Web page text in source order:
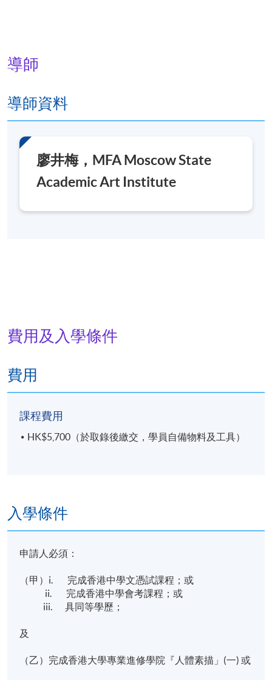
導師
導師資料
廖井梅，MFA Moscow State
Academic Art Institute
費用及入學條件
費用
課程費用
HK$5,700（於取錄後繳交，學員自備物料及工具）
入學條件
申請人必須：
（甲）i.        完成香港中學文憑試課程；或
              ii.        完成香港中學會考課程；或
             iii.       具同等學歷；
及
（乙）完成香港大學專業進修學院『人體素描」(一) 或 (二)